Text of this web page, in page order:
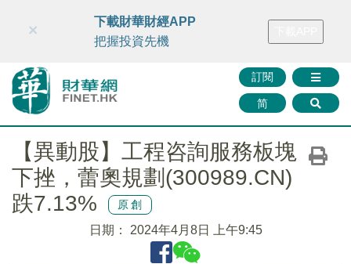
財華智庫網 FINTV FINMETA 財華證券 媒體矩陣
訂閱
简
×
下載財華財經APP
把握投資先機
【異動股】工程咨詢服務板塊
下挫，蕾奧規劃(300989.CN)
跌7.13%
原創
日期： 2024年4月8日 上午9:45